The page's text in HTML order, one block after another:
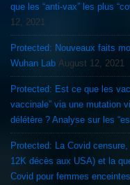
que les “anti-vax” les plus
12, 2021
Protected: Nouveaux faits
Wuhan Lab August 12, 2021
Protected: Est ce que les
vaccinale” via une mutation
délétère ? Analyse sur les
Protected: La Covid
12K décès aux USA) et la
Covid pour femmes